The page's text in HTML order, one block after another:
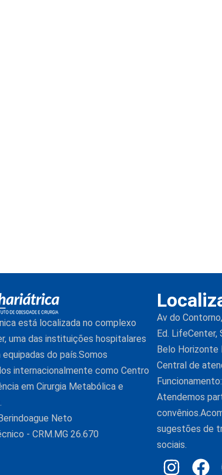
está localizada no complexo
uma das instituições hospitalares
equipadas do país.Somos
internacionalmente como Centro
em Cirurgia Metabólica e
Neto
- CRM.MG 26.670
Av do
Ed. LifeCenter,
Belo Horizonte
Central de
Atendemos
sugestões de
sociais.